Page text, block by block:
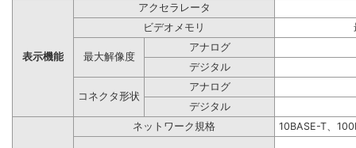
表示機能
アクセラレータ
ビデオメモリ
最大解像度
アナログ
デジタル
コネクタ形状
アナログ
デジタル
ネットワーク規格 10BASE-T、